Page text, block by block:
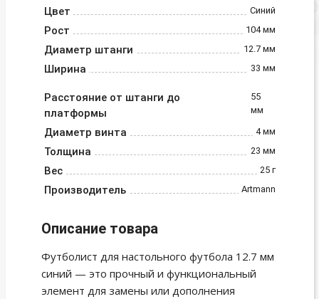
Цвет Синий
Рост 104 мм
Диаметр штанги 12.7 мм
Ширина 33 мм
Расстояние от штанги до
платформы
55
мм
Диаметр винта 4 мм
Толщина 23 мм
Вес 25 г
Производитель Artmann
Описание товара
Футболист для настольного футбола 12.7 мм
синий — это прочный и функциональный
элемент для замены или дополнения